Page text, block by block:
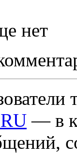
нет
— в